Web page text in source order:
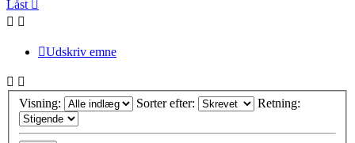
Låst
Udskriv emne
Visning: Sorter efter: Retning: